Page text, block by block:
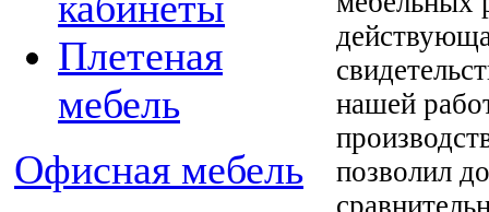
Плетеная
мебель
Офисная мебель
нашей
позволил